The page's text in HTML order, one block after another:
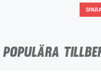
POPULÄRA